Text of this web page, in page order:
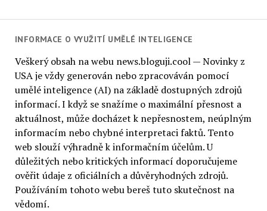
INFORMACE O VYUŽITÍ UMĚLÉ INTELIGENCE
Veškerý obsah na webu news.bloguji.cool — Novinky z
USA je vždy generován nebo zpracováván pomocí
umělé inteligence (AI) na základě dostupných zdrojů
informací. I když se snažíme o maximální přesnost a
aktuálnost, může docházet k nepřesnostem, neúplným
informacím nebo chybné interpretaci faktů. Tento
web slouží výhradně k informačním účelům. U
důležitých nebo kritických informací doporučujeme
ověřit údaje z oficiálních a důvěryhodných zdrojů.
Používáním tohoto webu bereš tuto skutečnost na
vědomí.